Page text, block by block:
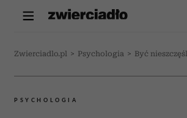
Zwierciadlo.pl > Psychologia > Być
PSYCHOLOGIA